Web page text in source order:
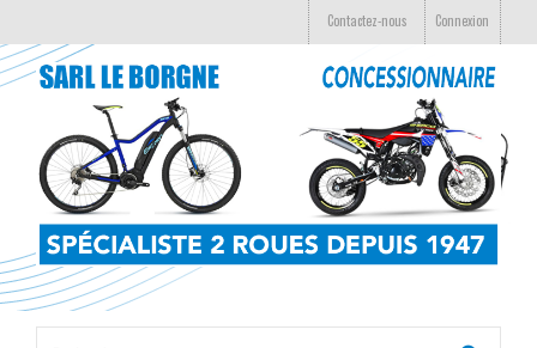
Connexion
Contactez-nous